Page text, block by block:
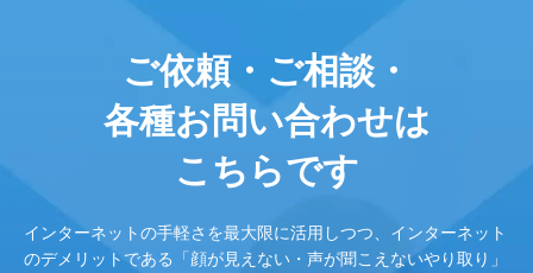
ご依頼・ご相談・
各種お問い合わせは
こちらです
インターネットの手軽さを最大限に活用しつつ、インターネット
のデメリットである「顔が見えない・声が聞こえないやり取り」